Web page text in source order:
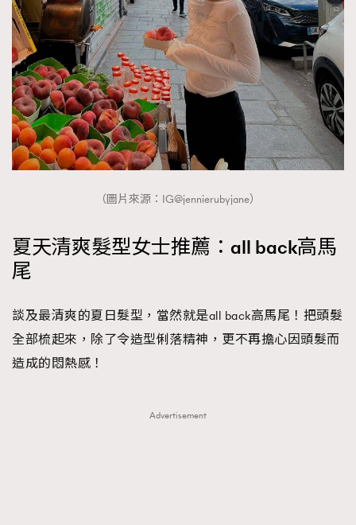
（圖片來源：IG@jennierubyjane）
夏天清爽髮型女士推薦：all back高馬
尾
談及最清爽的夏日髮型，當然就是all back高馬尾！把頭髮
全部梳起來，除了令造型俐落精神，更不再擔心因頭髮而
造成的悶熱感！
Advertisement